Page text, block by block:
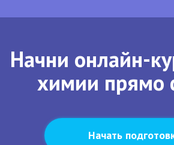
Начни онлайн-
химии прямо
Начать